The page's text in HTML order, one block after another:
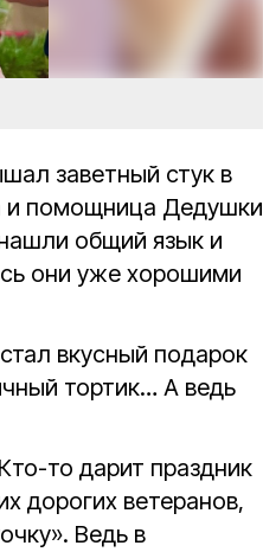
заветный стук в
и помощница Дедушки
общий язык и
они уже хорошими
вкусный подарок
тортик… А ведь
то дарит праздник
дорогих ветеранов,
Ведь в